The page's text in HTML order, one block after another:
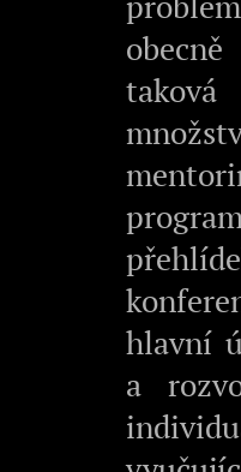
taková
hlavní
a